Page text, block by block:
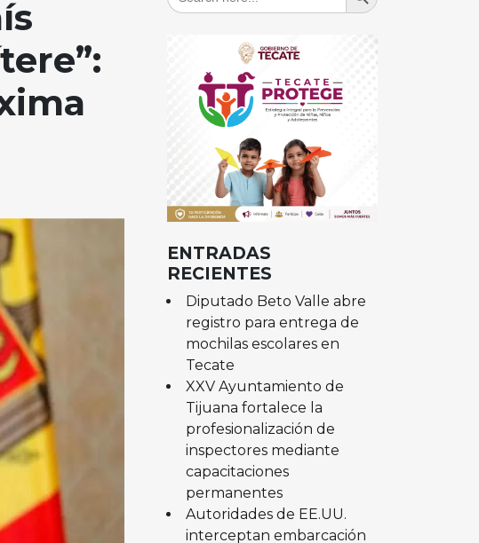
ENTRADAS
RECIENTES
Diputado Beto Valle abre
registro para entrega de
mochilas escolares en
Tecate
XXV Ayuntamiento de
Tijuana fortalece la
profesionalización de
inspectores mediante
capacitaciones
permanentes
Autoridades de EE.UU.
interceptan embarcación